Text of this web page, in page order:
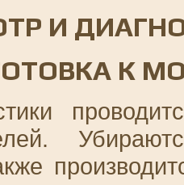
И
К